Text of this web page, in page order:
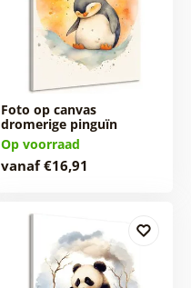
Foto op canvas
dromerige pinguïn
Op voorraad
vanaf €16,91